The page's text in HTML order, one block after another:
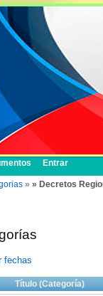
Entrar
» » Decretos
fechas
Título (Categoría)